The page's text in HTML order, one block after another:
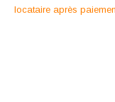
locataire après